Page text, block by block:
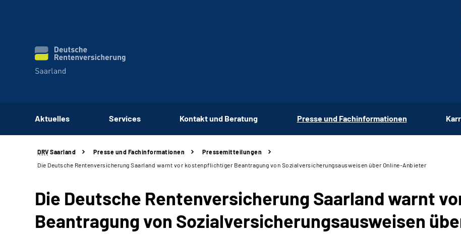
Aktuelles Services Kontakt und Beratung Presse und Fachinformationen
DRV Saarland Presse und Fachinformationen
Pressemitteilungen
Die Deutsche Rentenversicherung Saarland warnt vor kostenpflichtiger Beantragung von Sozialversicherungsausweisen über Online-Anbieter
Die Deutsche Rentenversicherung Saarland warnt
Beantragung von Sozialversicherungsausweisen